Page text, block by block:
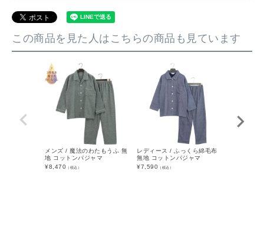
この商品を見た人はこちらの商品も見ています
メンズ / 魔法のわたもうふ 無
地 コットンパジャマ
¥8,470 （税込）
レディース / ふっくら綿毛布
無地 コットンパジャマ
¥7,590 （税込）